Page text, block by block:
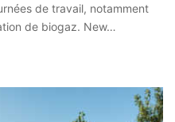
de travail, notamment
de biogaz. New…